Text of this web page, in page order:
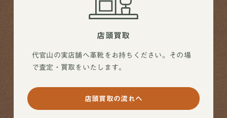
店頭買取
代官山の実店舗へ革靴をお持ちください。その場
で査定・買取をいたします。
店頭買取の流れへ